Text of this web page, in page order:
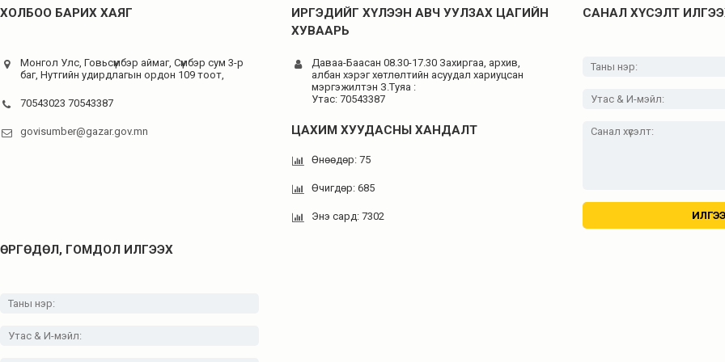
ХОЛБОО БАРИХ ХАЯГ
Монгол Улс, Говьсүмбэр аймаг, Сүмбэр сум 3-р
баг, Нутгийн удирдлагын ордон 109 тоот,
70543023 70543387
govisumber@gazar.gov.mn
ИРГЭДИЙГ ХҮЛЭЭН АВЧ УУЛЗАХ ЦАГИЙН
ХУВААРЬ
Даваа-Баасан 08.30-17.30 Захиргаа, архив,
албан хэрэг хөтлөлтийн асуудал хариуцсан
мэргэжилтэн З.Туяа :
Утас: 70543387
ЦАХИМ ХУУДАСНЫ ХАНДАЛТ
Өнөөдөр: 75
Өчигдөр: 685
Энэ сард: 7302
САНАЛ ХҮСЭЛТ
ӨРГӨДӨЛ, ГОМДОЛ ИЛГЭЭХ